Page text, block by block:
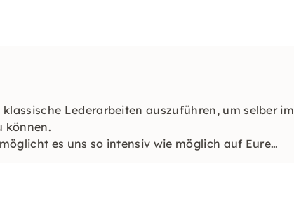
Lederarbeiten auszuführen, um selber im
können.
es uns so intensiv wie möglich auf Eure